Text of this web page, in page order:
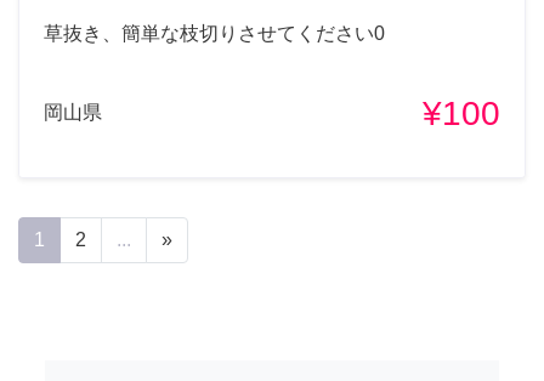
草抜き、簡単な枝切りさせてください0
岡山県 ¥100
1 2 ... »